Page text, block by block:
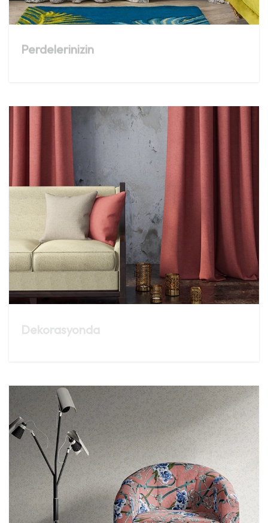
Perdelerinizin
Dekorasyonda